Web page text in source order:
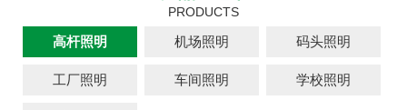
PRODUCTS
高杆照明 机场照明 码头照明
工厂照明 车间照明 学校照明